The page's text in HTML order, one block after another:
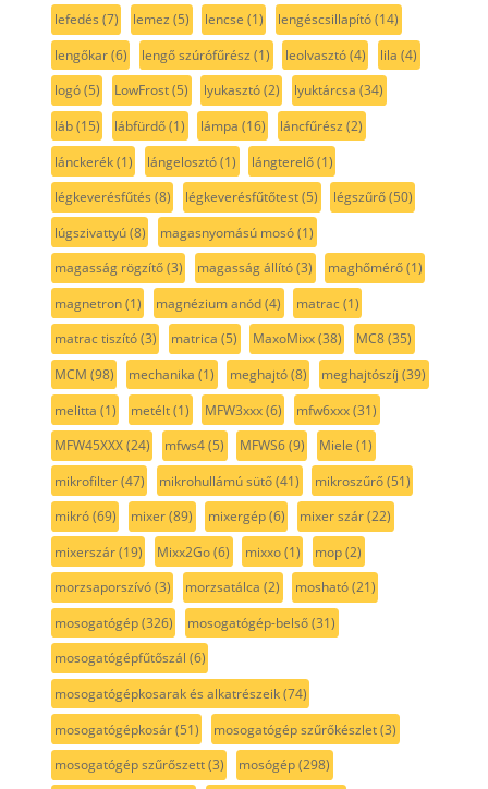
lefedés (7) lemez (5) lencse (1) lengéscsillapító(14)
lengőkar(6) lengő szúrófűrész (1) leolvasztó(4) lila (4)
logó(5) LowFrost(5) lyukasztó(2) lyuktárcsa (34)
láb(15) lábfürdő(1) lámpa (16) láncfűrész (2)
lánckerék(1) lángelosztó(1) lángterelő(1)
légkeverésfűtés (8) légkeverésfűtőtest(5) légszűrő(50)
lúgszivattyú(8) magasnyomású mosó(1)
magasság rögzítő(3) magasság állító(3) maghőmérő(1)
magnetron(1) magnézium anód(4) matrac(1)
matrac tiszító(3) matrica (5) MaxoMixx(38) MC8(35)
MCM (98) mechanika (1) meghajtó(8) meghajtószíj (39)
melitta (1) metélt(1) MFW3xxx(6) mfw6xxx(31)
MFW45XXX(24) mfws4(5) MFWS6(9) Miele (1)
mikrofilter(47) mikrohullámú sütő(41) mikroszűrő(51)
mikró(69) mixer(89) mixergép(6) mixer szár(22)
mixerszár(19) Mixx2Go(6) mixxo(1) mop(2)
morzsaporszívó(3) morzsatálca (2) mosható(21)
mosogatógép(326) mosogatógép-belső(31)
mosogatógépfűtőszál (6)
mosogatógépkosarak és alkatrészeik(74)
mosogatógépkosár(51) mosogatógép szűrőkészlet(3)
mosogatógép szűrőszett(3) mosógép(298)